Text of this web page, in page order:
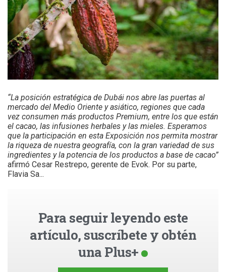
“La posición estratégica de Dubái nos abre las puertas al
mercado del Medio Oriente y asiático, regiones que cada
vez consumen más productos Premium, entre los que están
el cacao, las infusiones herbales y las mieles. Esperamos
que la participación en esta Exposición nos permita mostrar
la riqueza de nuestra geografía, con la gran variedad de sus
ingredientes y la potencia de los productos a base de cacao”
afirmó Cesar Restrepo, gerente de Evok. Por su parte,
Flavia Sa...
Para seguir leyendo este
artículo, suscríbete y obtén
una Plus+